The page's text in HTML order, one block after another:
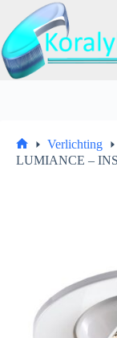
naar
de
inhoud
Home
Verlichting
LUMIANCE –